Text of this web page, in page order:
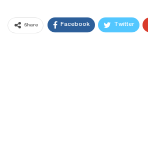
Share Facebook Twitter